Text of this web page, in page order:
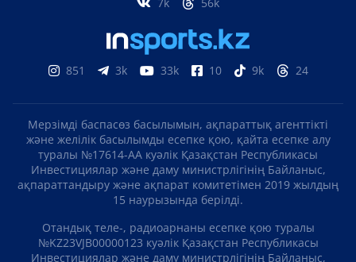
851 3k 33k 10 9k 24
Мерзімді баспасөз басылымын, ақпараттық агенттікті
және желілік басылымды есепке қою, қайта есепке алу
туралы №17614-АА куәлік Қазақстан Республикасы
Инвестициялар және даму министрлігінің Байланыс,
ақпараттандыру және ақпарат комитетімен 2019 жылдың
15 наурызында берілді.
Отандық теле-, радиоарнаны есепке қою туралы
№KZ23VJB00000123 куәлік Қазақстан Республикасы
Инвестициялар және даму министрлігінің Байланыс,